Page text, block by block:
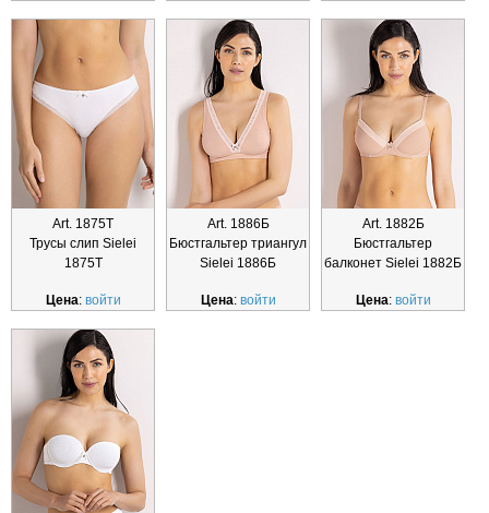
Art. 1875Т
Трусы слип Sielei
1875Т
Цена: войти
Art. 1886Б
Бюстгальтер триангул
Sielei 1886Б
Цена: войти
Art. 1882Б
Бюстгальтер
балконет Sielei 1882Б
Цена: войти